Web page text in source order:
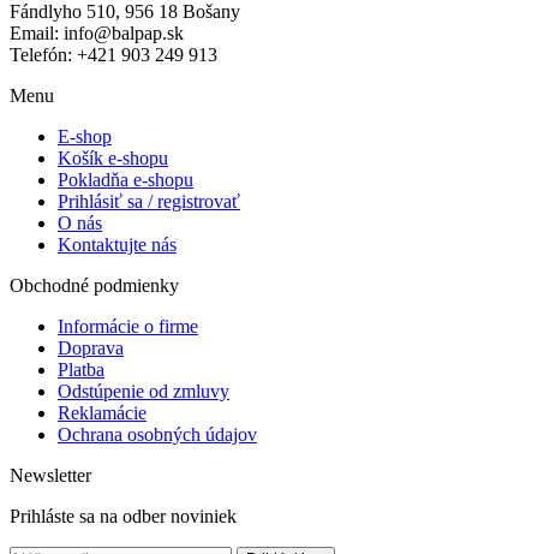
Fándlyho 510, 956 18 Bošany
Email: info@balpap.sk
Telefón: +421 903 249 913
Menu
E-shop
Košík e-shopu
Pokladňa e-shopu
Prihlásiť sa / registrovať
O nás
Kontaktujte nás
Obchodné podmienky
Informácie o firme
Doprava
Platba
Odstúpenie od zmluvy
Reklamácie
Ochrana osobných údajov
Newsletter
Prihláste sa na odber noviniek